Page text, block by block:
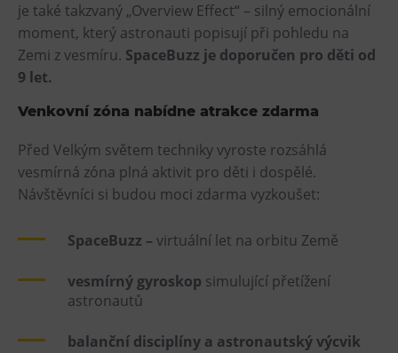
CØKAFE Dolní Vítkovice
FUTURE café
Ubytování
Hotel VP1
Vila Liběna
Narozeninové oslavy
Letní tábory
Tematické dárkové poukazy
Pro školy
je také takzvaný „Overview Effect“ – silný emocionální
moment, který astronauti popisují při pohledu na
Zemi z vesmíru. SpaceBuzz je doporučen pro děti od
9 let.
Venkovní zóna nabídne atrakce zdarma
Před Velkým světem techniky vyroste rozsáhlá
vesmírná zóna plná aktivit pro děti i dospělé.
Návštěvníci si budou moci zdarma vyzkoušet:
SpaceBuzz – virtuální let na orbitu Země
vesmírný gyroskop simulující přetížení
astronautů
balanční disciplíny a astronautský výcvik